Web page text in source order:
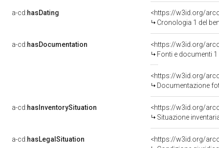
a-cd:hasDating
<https://w3id.org/
Cronologia 1 del
a-cd:hasDocumentation
<https://w3id.org/
Fonti e documenti
Documentazione
a-cd:hasInventorySituation
<https://w3id.org/
Situazione
a-cd:hasLegalSituation
<https://w3id.org/